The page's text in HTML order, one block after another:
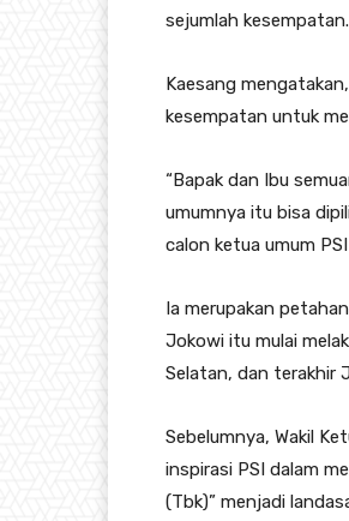
sejumlah kesempatan.
Kaesang
kesempatan untuk
“Bapak dan Ibu
umumnya itu bisa
calon ketua umum
Ia merupakan
Jokowi itu mulai
Selatan, dan terakhir
Sebelumnya, Wakil
inspirasi PSI dalam
(Tbk)” menjadi